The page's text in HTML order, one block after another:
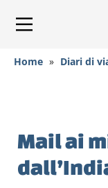
Home » Diari di
Mail ai